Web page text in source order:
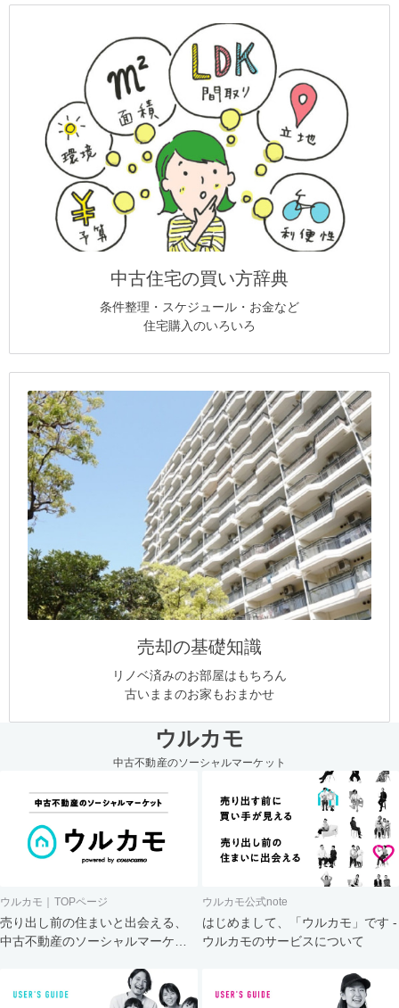
中古住宅の買い方辞典
条件整理・スケジュール・お金など
住宅購入のいろいろ
売却の基礎知識
リノベ済みのお部屋はもちろん
古いままのお家もおまかせ
ウルカモ
中古不動産のソーシャルマーケット
ウルカモ｜TOPページ
売り出し前の住まいと出会える、
中古不動産のソーシャルマーケッ
ウルカモ公式note
はじめまして、「ウルカモ」です -
ウルカモのサービスについて